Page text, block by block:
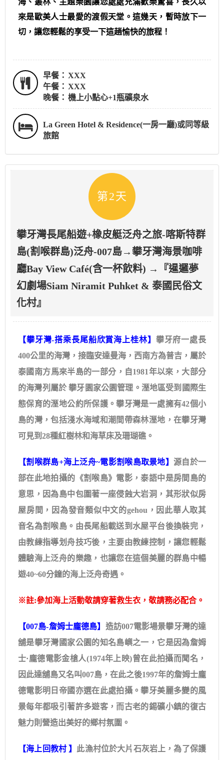
海、叢林、主題樂園讓您處處充滿歡樂驚喜，長久以
來是歐美人士最愛的渡假天堂。這幾天，暫時放下一
切，讓您輕鬆的享受一下這趟愉快的旅程！
早餐： XXX
午餐： XXX
晚餐： 機上小點心+1瓶礦泉水
La Green Hotel & Residence(一房一廳)或同等級
旅館
第2天
攀牙灣長尾船遊+橡皮艇泛舟之旅-喀斯特群
島(割喉群島)泛舟-007島→攀牙灣海景咖啡
廳Bay View Café(含一杯飲料) →『暹邏夢
幻劇場Siam Niramit Puhket & 泰國民俗文
化村』
【攀牙灣-搭乘長尾船欣賞海上桂林】 攀牙府一處長
400公里的海灣，接臨安達曼海，西南方為普吉，屬於
泰國南方馬來半島的一部分，自1981年以來，大部分
的海灣列屬於 攀牙園家公園管理。溼地區受到國際生
態保育的溼地公約所保護。攀牙灣是一處擁有42個小
島的灣，包括淺水海域和潮間帶森林溼地，在攀牙灣
可見到28種紅樹林和海草床及珊瑚礁。
【割喉群島+海上泛舟~電影割喉島取景地】源自於一
部在此地拍攝的《割喉島》電影，泰語中是房間島的
意思，因為島中包圍著一座侵蝕大岩洞，其形狀似房
屋房間，因為發音類似中文的gehou，因此華人取其
音名為割喉島。由長尾船載送到水屋平台後換裝完，
由教練指導划舟技巧後，主要由教練控制，讓您輕鬆
體驗海上泛舟的樂趣，也讓您在這個美麗的群島中暢
遊40~60分鐘的海上泛舟奇遇。
※註:參加海上活動敬請穿著救生衣，敬請務必配合。
【007島-詹姆士龐德島】 造訪007電影場景攀牙灣的達
舖是攀牙灣國家公園的知名島嶼之一，它是因為詹姆
士·龐德電影金槍人(1974年上映)曾在此拍攝而聞名，
因此達舖島又名叫007島，在此之後1997年的詹姆士龐
德電影明日帝國亦選在此處拍攝。攀牙美麗多變的風
景每年都吸引著許多遊客，而古老的錫礦小鎮的復古
魅力則營造出美好的鄉村氛圍。
【海上回教村 】 此漁村位於大片石灰岩上，為了保護